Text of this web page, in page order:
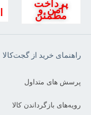
پرداخت
امن و
مطمئن
راهنمای خرید از گجت‌کالا
پرسش های متداول
رویه‌های بازگرداندن کالا